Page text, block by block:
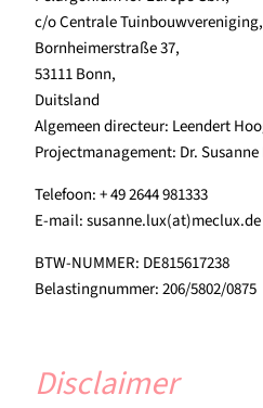
c/o Centrale Tuinbouwvereniging,
Bornheimerstraße 37,
53111 Bonn,
Duitsland
Algemeen directeur: Leendert
Projectmanagement: Dr. Susanne
Telefoon: + 49 2644 981333
E-mail: susanne.lux(at)meclux.de
BTW-NUMMER: DE815617238
Belastingnummer: 206/5802/0875
Disclaimer